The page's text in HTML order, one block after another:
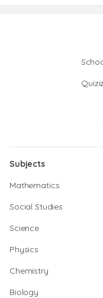
Subjects
Mathematics
Social Studies
Science
Physics
Chemistry
Biology